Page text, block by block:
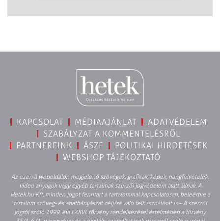
KAPCSOLAT MÉDIAAJÁNLAT
ADATVÉDELEM
SZABÁLYZAT A KOMMENTELÉSRŐL
PARTNEREINK
ÁSZF
POLITIKAI HIRDETÉSEK
WEBSHOP TÁJÉKOZTATÓ
Az ezen a weboldalon megjelenő szövegek, grafikák, képek, hangfelvételek,
video anyagok vagy egyéb tartalmak szerzői jogvédelem alatt állnak. A
Hetek.hu Kft. minden jogot fenntart a tartalommal kapcsolatosan, beleértve a
tartalom szöveg- és adatbányászat céljára való felhasználását is – A szerzői
jogról szóló 1999. évi LXXVI. törvény rendelkezései értelmében a törvény